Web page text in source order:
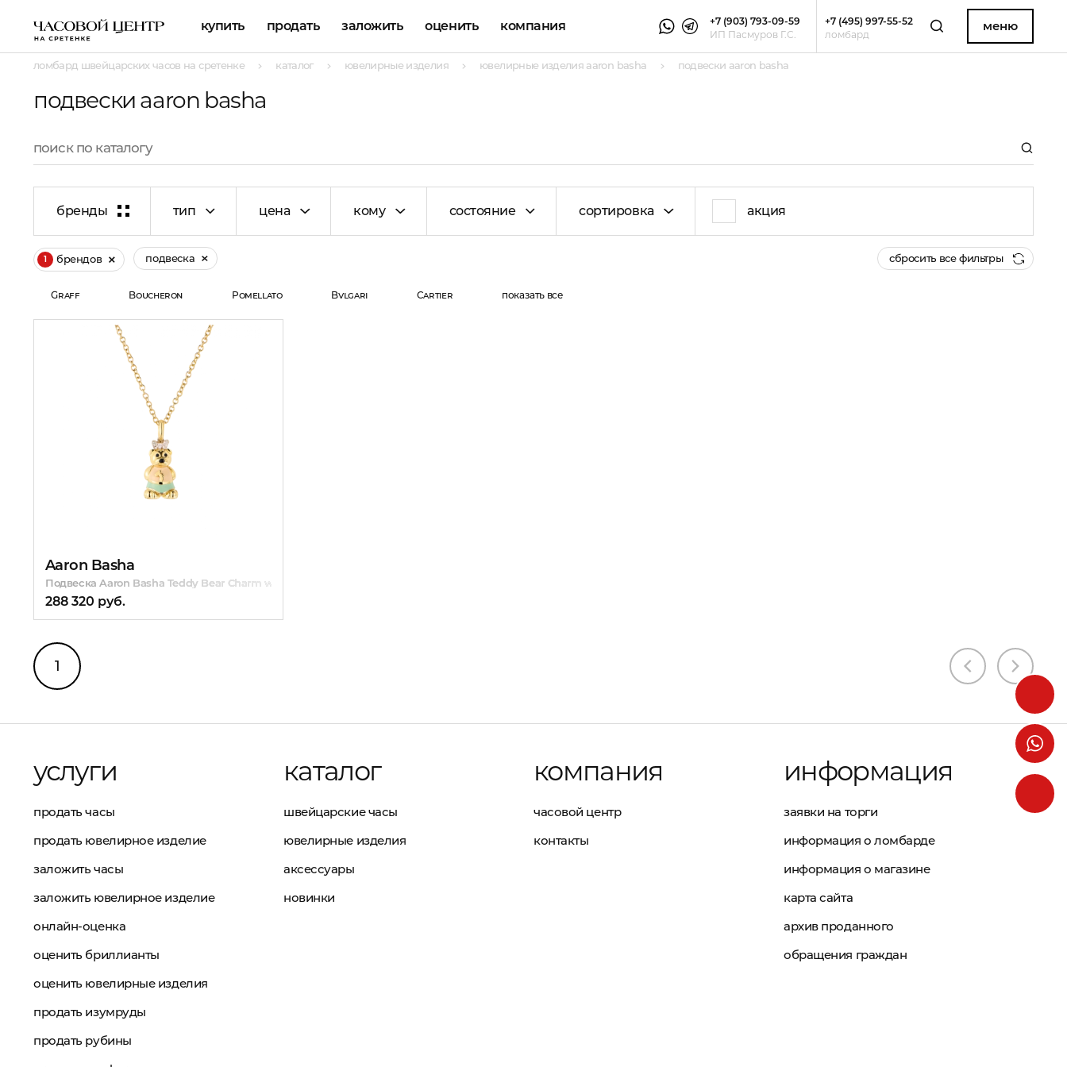
купить продать заложить оценить компания
+7 (903) 793-09-59
ИП Пасмуров Г.С.
+7 (495) 997-55-52
ломбард
меню
ломбард швейцарских часов на сретенке каталог ювелирные изделия ювелирные изделия aaron basha подвески aaron basha
подвески aaron basha
бренды тип цена кому состояние сортировка акция
1 брендов подвеска сбросить все фильтры
Graff Boucheron Pomellato Bvlgari Cartier показать все
Aaron Basha
Подвеска Aaron Basha Teddy Bear Charm with the Letter J Diamonds & Yellow Gold
288 320 руб.
1
услуги
продать часы
продать ювелирное изделие
заложить часы
заложить ювелирное изделие
онлайн-оценка
оценить бриллианты
оценить ювелирные изделия
продать изумруды
продать рубины
каталог
швейцарские часы
ювелирные изделия
аксессуары
новинки
компания
часовой центр
контакты
информация
заявки на торги
информация о ломбарде
информация о магазине
карта сайта
архив проданного
обращения граждан